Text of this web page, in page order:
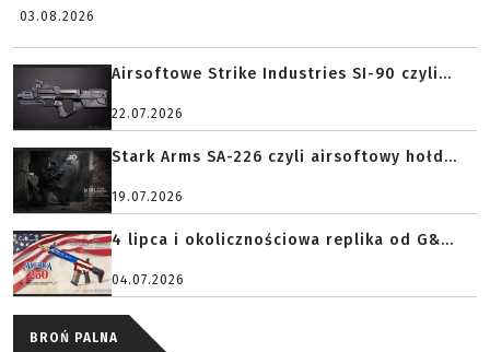
03.08.2026
Airsoftowe Strike Industries SI-90 czyli...
22.07.2026
Stark Arms SA-226 czyli airsoftowy hołd...
19.07.2026
4 lipca i okolicznościowa replika od G&...
04.07.2026
BROŃ PALNA